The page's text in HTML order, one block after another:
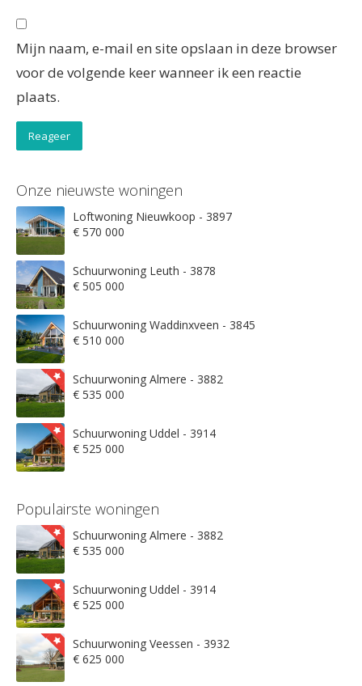
Mijn naam, e-mail en site opslaan in deze browser
voor de volgende keer wanneer ik een reactie
plaats.
Onze nieuwste woningen
Loftwoning Nieuwkoop - 3897
€ 570 000
Schuurwoning Leuth - 3878
€ 505 000
Schuurwoning Waddinxveen - 3845
€ 510 000
Schuurwoning Almere - 3882
€ 535 000
Schuurwoning Uddel - 3914
€ 525 000
Populairste woningen
Schuurwoning Almere - 3882
€ 535 000
Schuurwoning Uddel - 3914
€ 525 000
Schuurwoning Veessen - 3932
€ 625 000